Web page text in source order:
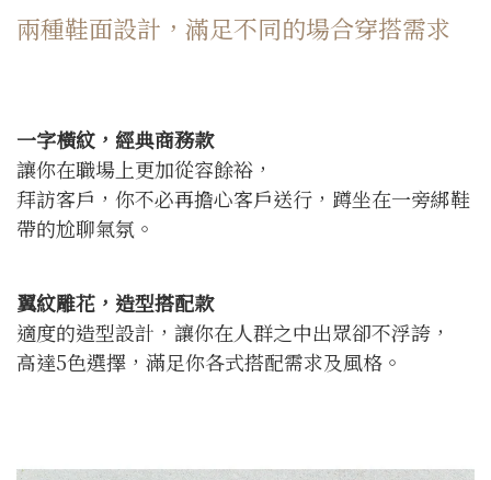
兩種鞋面設計，滿足不同的場合穿搭需求
一字橫紋，經典商務款
讓你在職場上更加從容餘裕，
拜訪客戶，你不必再擔心客戶送行，蹲坐在一旁綁鞋
帶的尬聊氣氛。
翼紋雕花，造型搭配款
適度的造型設計，讓你在人群之中出眾卻不浮誇，
高達5色選擇，滿足你各式搭配需求及風格。